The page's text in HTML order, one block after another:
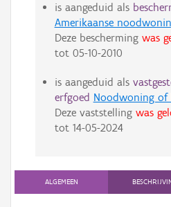
is aangeduid als
Amerikaanse
Deze bescherming was
tot 05-10-2010
is aangeduid als
erfgoed Noodwoning of
Deze vaststelling was
tot 14-05-2024
ALGEMEEN